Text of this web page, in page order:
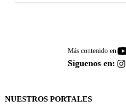
Más contenido en
Síguenos en:
NUESTROS PORTALES